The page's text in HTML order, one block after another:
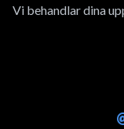
Vi behandlar dina